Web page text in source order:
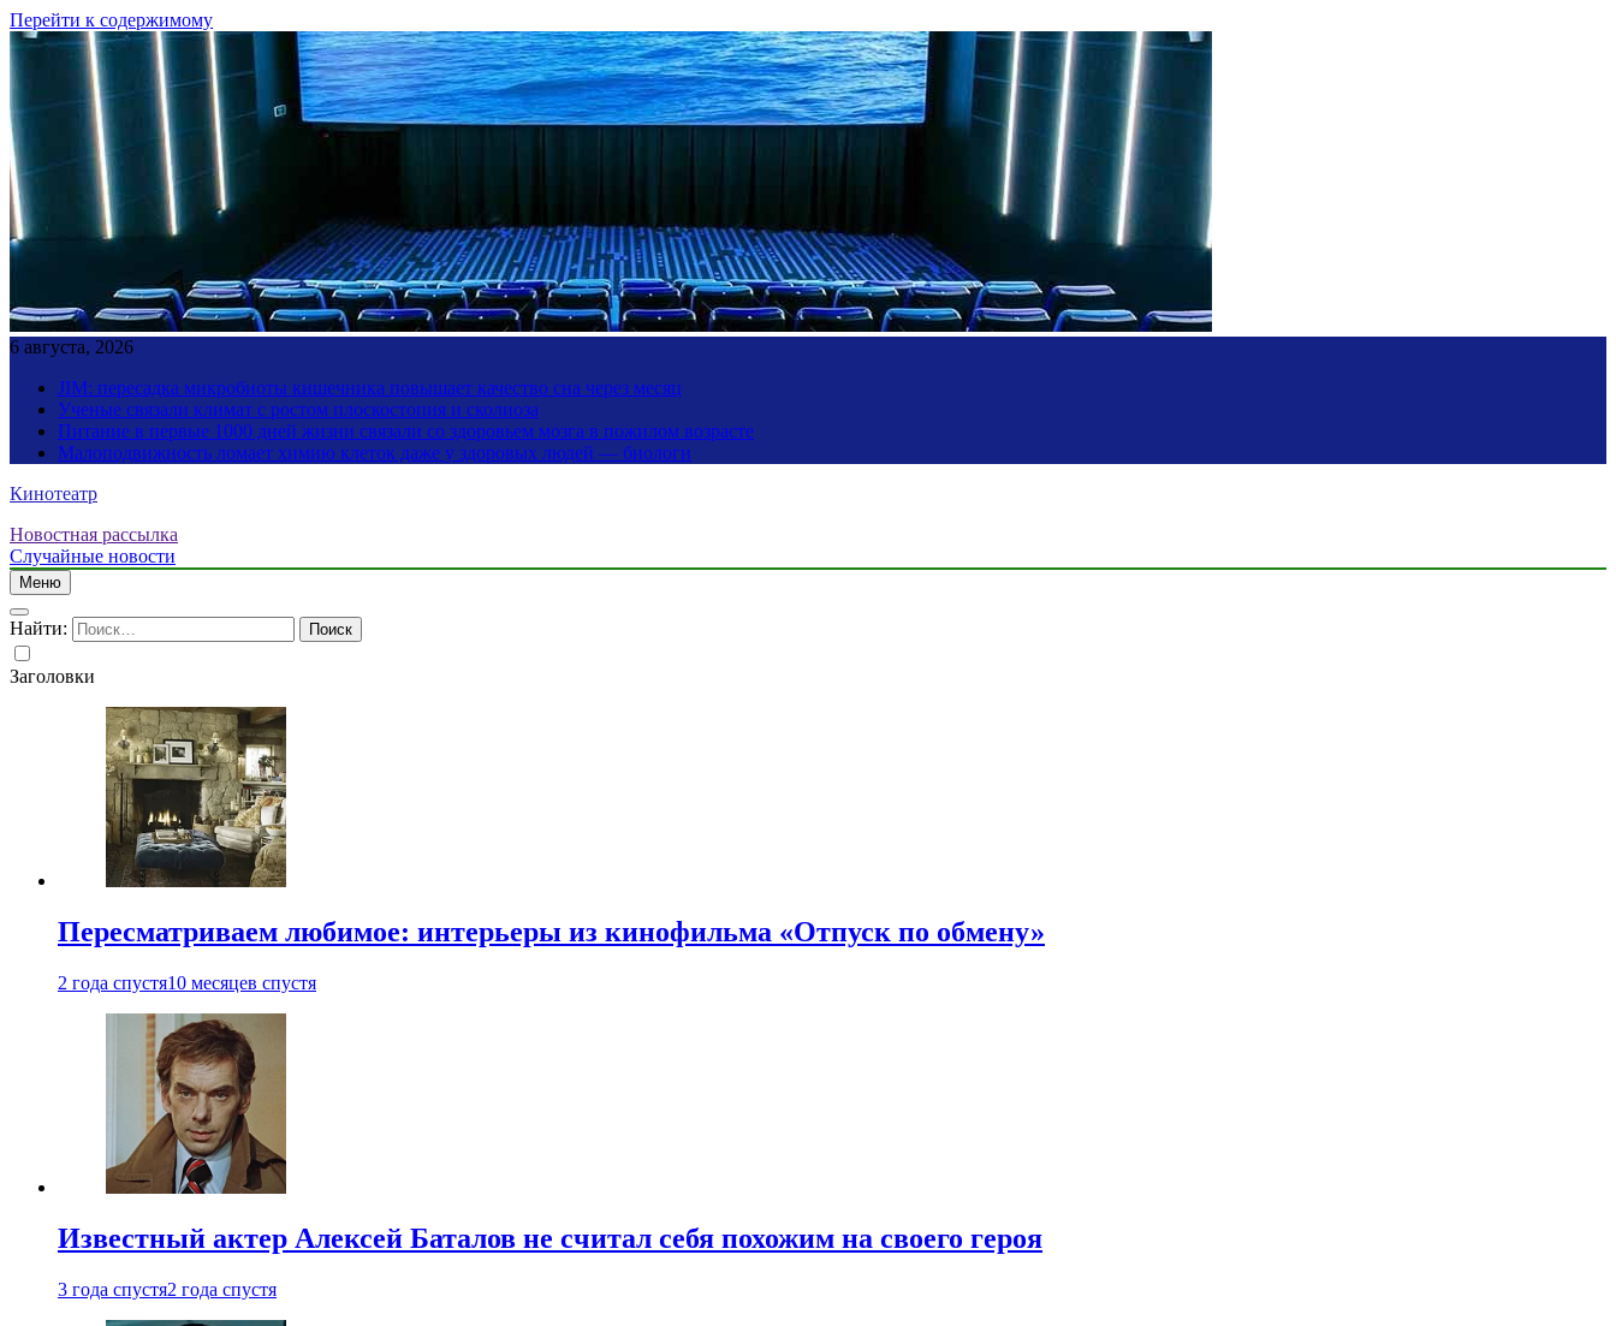
Перейти к содержимому
6 августа, 2026
JIM: пересадка микробиоты кишечника повышает качество сна через месяц
Ученые связали климат с ростом плоскостопия и сколиоза
Питание в первые 1000 дней жизни связали со здоровьем мозга в пожилом возрасте
Малоподвижность ломает химию клеток даже у здоровых людей — биологи
Кинотеатр
Новостная рассылка
Случайные новости
Меню
Найти:
Заголовки
Пересматриваем любимое: интерьеры из кинофильма «Отпуск по обмену»
2 года спустя10 месяцев спустя
Известный актер Алексей Баталов не считал себя похожим на своего героя
3 года спустя2 года спустя